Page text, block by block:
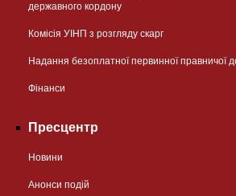
державного кордону
Комісія УІНП з розгляду скарг
Надання безоплатної первинної правничої
Фінанси
Пресцентр
Новини
Анонси подій